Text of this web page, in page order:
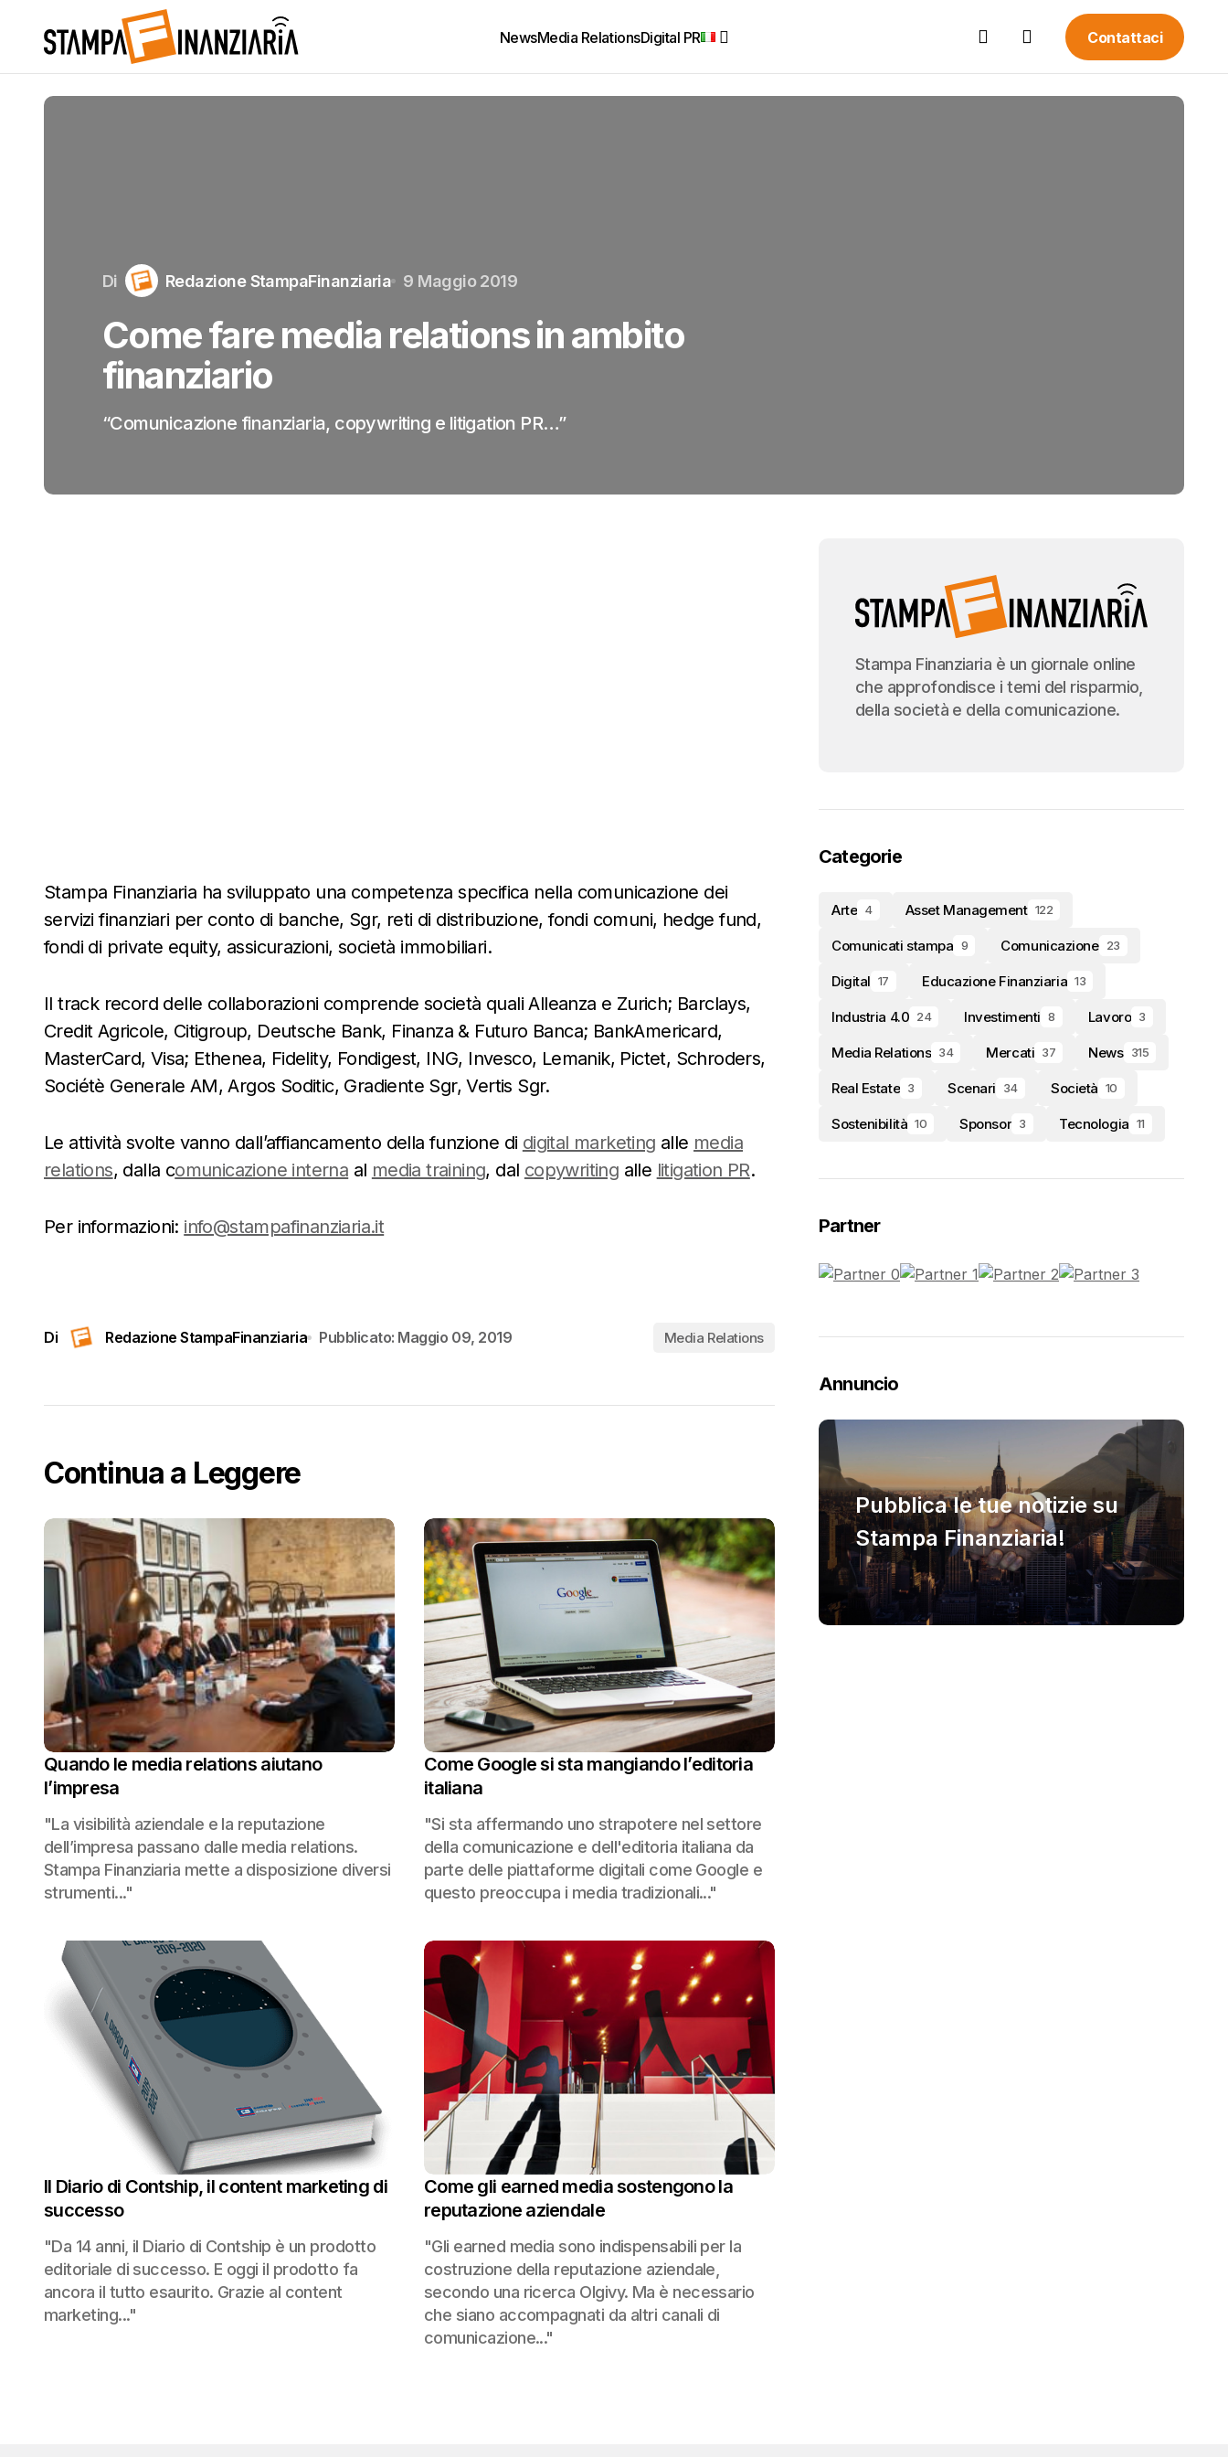
NewsMedia RelationsDigital PR Contattaci
Di Redazione StampaFinanziaria 9 Maggio 2019
Come fare media relations in ambito
finanziario
“Comunicazione finanziaria, copywriting e litigation PR…”
Stampa Finanziaria ha sviluppato una competenza specifica nella comunicazione dei
servizi finanziari per conto di banche, Sgr, reti di distribuzione, fondi comuni, hedge fund,
fondi di private equity, assicurazioni, società immobiliari.
Il track record delle collaborazioni comprende società quali Alleanza e Zurich; Barclays,
Credit Agricole, Citigroup, Deutsche Bank, Finanza & Futuro Banca; BankAmericard,
MasterCard, Visa; Ethenea, Fidelity, Fondigest, ING, Invesco, Lemanik, Pictet, Schroders,
Sociétè Generale AM, Argos Soditic, Gradiente Sgr, Vertis Sgr.
Le attività svolte vanno dall’affiancamento della funzione di digital marketing alle media
relations, dalla comunicazione interna al media training, dal copywriting alle litigation PR.
Per informazioni: info@stampafinanziaria.it
Di Redazione StampaFinanziaria Pubblicato: Maggio 09, 2019 Media Relations
Continua a Leggere
Quando le media relations aiutano
l’impresa
"La visibilità aziendale e la reputazione
dell’impresa passano dalle media relations.
Stampa Finanziaria mette a disposizione diversi
strumenti..."
Come Google si sta mangiando l’editoria
italiana
"Si sta affermando uno strapotere nel settore
della comunicazione e dell'editoria italiana da
parte delle piattaforme digitali come Google e
questo preoccupa i media tradizionali..."
Il Diario di Contship, il content marketing di
successo
"Da 14 anni, il Diario di Contship è un prodotto
editoriale di successo. E oggi il prodotto fa
ancora il tutto esaurito. Grazie al content
marketing..."
Come gli earned media sostengono la
reputazione aziendale
"Gli earned media sono indispensabili per la
costruzione della reputazione aziendale,
secondo una ricerca Olgivy. Ma è necessario
che siano accompagnati da altri canali di
comunicazione..."
Stampa Finanziaria è un giornale online
che approfondisce i temi del risparmio,
della società e della comunicazione.
Categorie
Arte 4 Asset Management 122
Comunicati stampa 9 Comunicazione 23
Digital 17 Educazione Finanziaria 13
Industria 4.0 24 Investimenti 8 Lavoro 3
Media Relations 34 Mercati 37 News 315
Real Estate 3 Scenari 34 Società 10
Sostenibilità 10 Sponsor 3 Tecnologia 11
Partner
Annuncio
Pubblica le tue notizie su
Stampa Finanziaria!